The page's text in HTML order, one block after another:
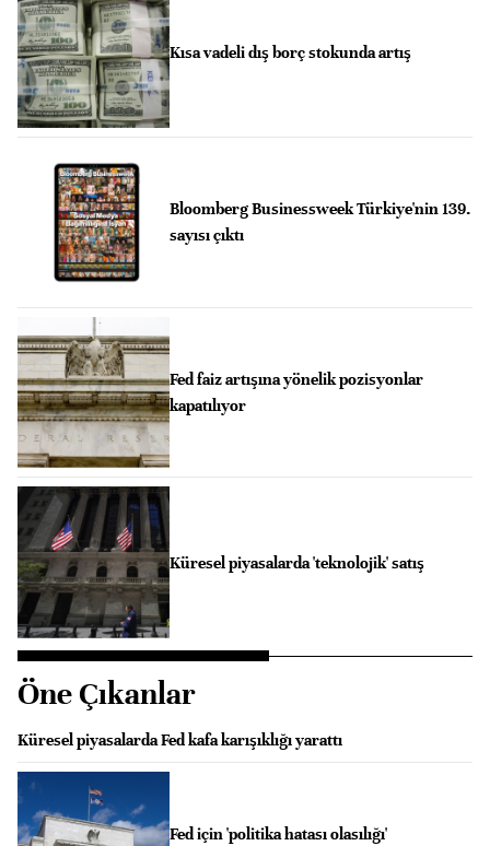
Kısa vadeli dış borç stokunda artış
Bloomberg Businessweek Türkiye'nin 139.
sayısı çıktı
Fed faiz artışına yönelik pozisyonlar
kapatılıyor
Küresel piyasalarda 'teknolojik' satış
Öne Çıkanlar
Küresel piyasalarda Fed kafa karışıklığı yarattı
Fed için 'politika hatası olasılığı'